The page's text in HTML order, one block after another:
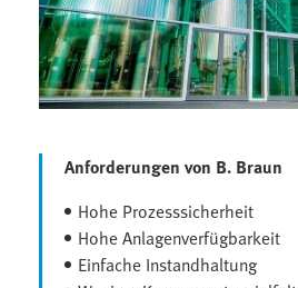
Anforderungen von B. Braun
Hohe Prozesssicherheit
Hohe Anlagenverfügbarkeit
Einfache Instandhaltung